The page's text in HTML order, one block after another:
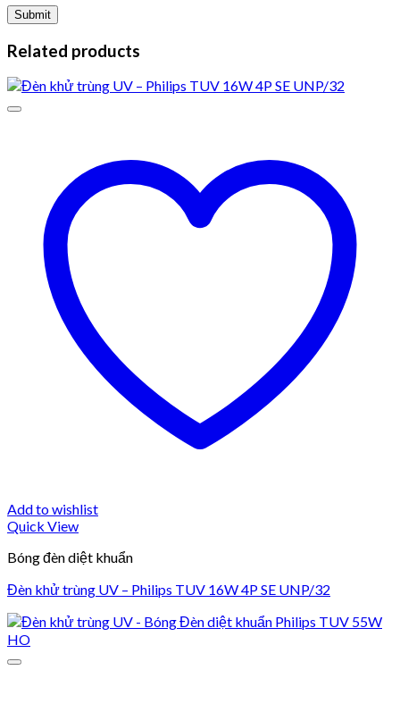
Related products
Add to wishlist
Quick View
Bóng đèn diệt khuẩn
Đèn khử trùng UV – Philips TUV 16W 4P SE UNP/32